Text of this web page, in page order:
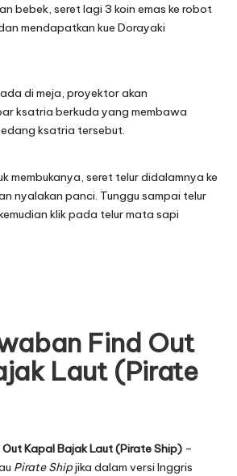
bebek, seret lagi 3 koin emas ke robot
mendapatkan kue Dorayaki
di meja, proyektor akan
ksatria berkuda yang membawa
ksatria tersebut.
membukanya, seret telur didalamnya ke
nyalakan panci. Tunggu sampai telur
klik pada telur mata sapi
Find Out
Laut (Pirate
Kapal Bajak Laut (Pirate Ship) –
Pirate Shipjika dalam versi Inggris